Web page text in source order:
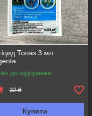
Топаз 3 мл
до відправки
32 ₴
Купити